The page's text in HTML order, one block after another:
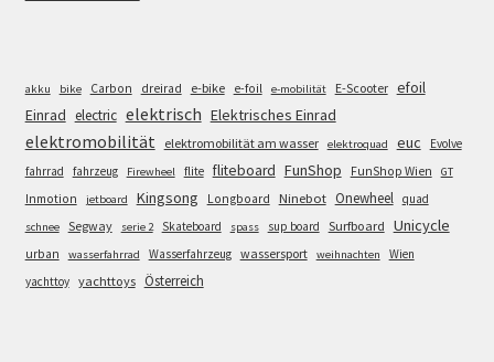
akku bike Carbon dreirad e-bike e-foil e-mobilität E-Scooter efoil
Einrad electric elektrisch Elektrisches Einrad
elektromobilität elektromobilität am wasser elektroquad euc
Evolve
fahrrad
fahrzeug Firewheel flite fliteboard FunShop FunShop Wien GT
Inmotion jetboard Kingsong Longboard Ninebot Onewheel quad
schnee Segway serie 2 Skateboard spass sup board Surfboard Unicycle
urban wasserfahrrad Wasserfahrzeug wassersport weihnachten
Wien
yachttoy yachttoys Österreich